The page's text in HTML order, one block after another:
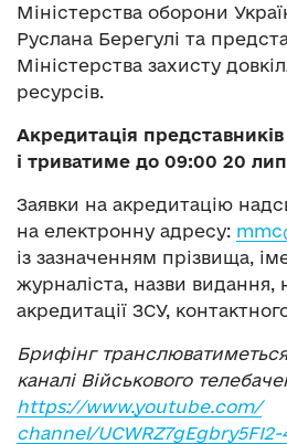
Міністерства оборони
Руслана Берегулі та
Міністерства захисту
ресурсів.
Акредитація
і триватиме до 09:00 20
Заявки на акредитацію
на електронну адресу:
із зазначенням прізвища,
журналіста, назви видання,
акредитації ЗСУ,
Брифінг
каналі Військового
https://www.youtube.com/
channel/UCWRZ7gEgbry5FI2-